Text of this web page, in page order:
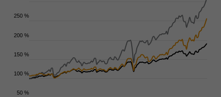
50 %
100 %
150 %
200 %
250 %